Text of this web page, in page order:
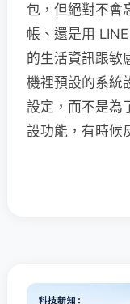
包，但絕對不會
帳、還是用
的生活資訊跟敏
機裡預設的系統
設定，而不是為
設功能，有時候